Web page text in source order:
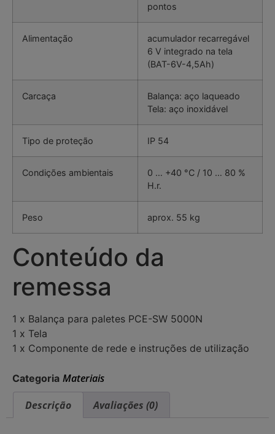
pontos
Alimentação
acumulador recarregável
6 V integrado na tela
(BAT-6V-4,5Ah)
Carcaça
Balança: aço laqueado
Tela: aço inoxidável
Tipo de proteção IP 54
Condições ambientais
0 … +40 °C / 10 … 80 %
H.r.
Peso aprox. 55 kg
Conteúdo da
remessa
1 x Balança para paletes PCE-SW 5000N
1 x Tela
1 x Componente de rede e instruções de utilização
Categoria Materiais
Descrição
Avaliações (0)